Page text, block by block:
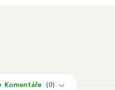
Komentáře 0